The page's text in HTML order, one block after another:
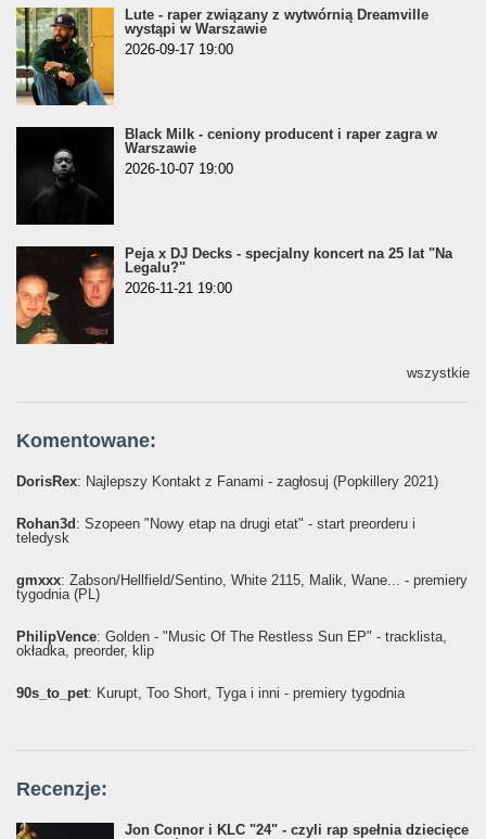
Lute - raper związany z wytwórnią Dreamville
wystąpi w Warszawie
2026-09-17 19:00
Black Milk - ceniony producent i raper zagra w
Warszawie
2026-10-07 19:00
Peja x DJ Decks - specjalny koncert na 25 lat "Na
Legalu?"
2026-11-21 19:00
wszystkie
Komentowane:
DorisRex: Najlepszy Kontakt z Fanami - zagłosuj (Popkillery 2021)
Rohan3d : Szopeen "Nowy etap na drugi etat" - start preorderu i
teledysk
gmxxx: Żabson/Hellfield/Sentino, White 2115, Malik, Wane... - premiery
tygodnia (PL)
PhilipVence: Golden - "Music Of The Restless Sun EP" - tracklista,
okładka, preorder, klip
90s_to_pet: Kurupt, Too Short, Tyga i inni - premiery tygodnia
Recenzje:
Jon Connor i KLC "24" - czyli rap spełnia dziecięce